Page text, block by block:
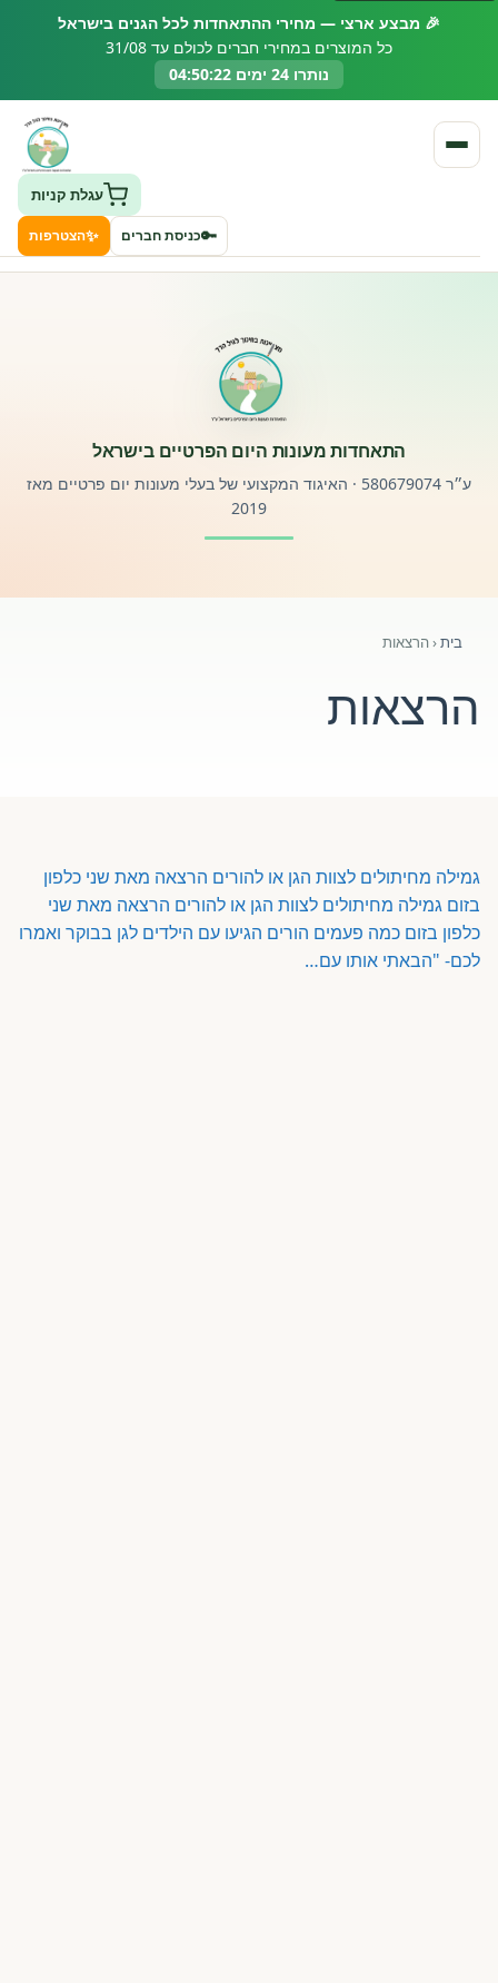
🎉 מבצע ארצי — מחירי ההתאחדות לכל הגנים בישראל
כל המוצרים במחירי חברים לכולם עד 31/08
נותרו 24 ימים 04:50:21
רישוי וחקיקה
פורטל לוח מודעות דרושים עובדים
השתלמויות וקורסים לגננות ולצוותי חינוך | גיל הרך 0-6
חנות עזרים ומוצרים
עגלת קניות
🔑כניסת חברים ✨הצטרפות
התאחדות מעונות היום הפרטיים בישראל
ע״ר 580679074 · האיגוד המקצועי של בעלי מעונות יום פרטיים מאז
2019
בית‹הרצאות
הרצאות
גמילה מחיתולים לצוות הגן או להורים הרצאה מאת שני כלפון
בזום גמילה מחיתולים לצוות הגן או להורים הרצאה מאת שני
כלפון בזום כמה פעמים הורים הגיעו עם הילדים לגן בבוקר ואמרו
לכם- "הבאתי אותו עם…